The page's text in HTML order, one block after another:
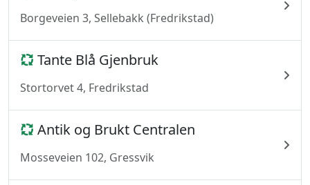
Borgeveien 3, Sellebakk (Fredrikstad)
Tante Blå Gjenbruk
Stortorvet 4, Fredrikstad
Antik og Brukt Centralen
Mosseveien 102, Gressvik